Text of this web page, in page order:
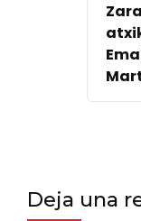
Deja una